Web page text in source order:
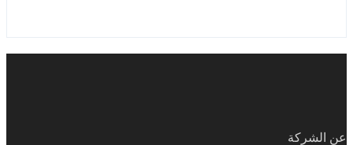
عن الشركة